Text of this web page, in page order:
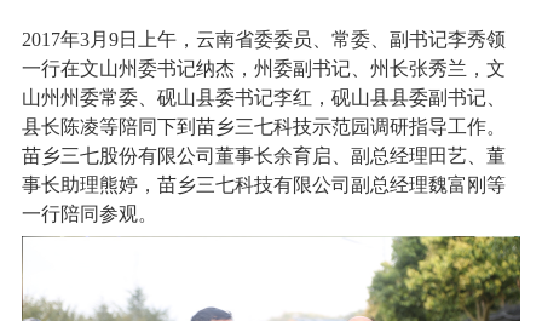
2017年3月9日上午，云南省委委员、常委、副书记李秀领
一行在文山州委书记纳杰，州委副书记、州长张秀兰，文
山州州委常委、砚山县委书记李红，砚山县县委副书记、
县长陈凌等陪同下到苗乡三七科技示范园调研指导工作。
苗乡三七股份有限公司董事长余育启、副总经理田艺、董
事长助理熊婷，苗乡三七科技有限公司副总经理魏富刚等
一行陪同参观。